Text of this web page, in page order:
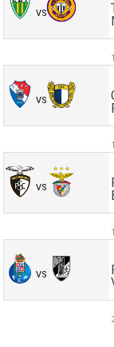
VS
VS
VS
VS